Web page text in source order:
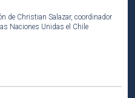
de Christian Salazar, coordinador
Naciones Unidas el Chile